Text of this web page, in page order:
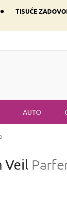
• TISUĆE
AUTO
Veil